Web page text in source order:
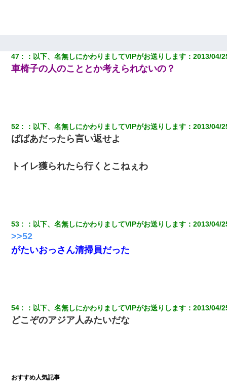
47 ： 以下、名無しにかわりましてVIPがお送りします ：2013/04/
車椅子の人のこととか考えられないの？
52 ： 以下、名無しにかわりましてVIPがお送りします ：2013/04/
ばばあだったら言い返せよ
トイレ獲られたら行くとこねぇわ
53 ： 以下、名無しにかわりましてVIPがお送りします ：2013/04/
>>52
がたいおっさん清掃員だった
54 ： 以下、名無しにかわりましてVIPがお送りします ：2013/04/
どこぞのアジア人みたいだな